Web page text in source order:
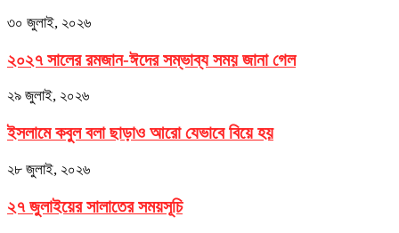
৩০ জুলাই, ২০২৬
২০২৭ সালের রমজান-ঈদের সম্ভাব্য সময় জানা গেল
২৯ জুলাই, ২০২৬
ইসলামে কবুল বলা ছাড়াও আরো যেভাবে বিয়ে হয়
২৮ জুলাই, ২০২৬
২৭ জুলাইয়ের সালাতের সময়সূচি